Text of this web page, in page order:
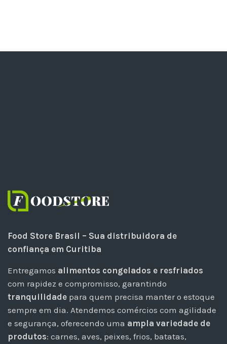
Food Store Brasil – Sua distribuidora de
confiança em Curitiba
Entregamos alimentos congelados e resfriados
com rapidez e compromisso, garantindo
tranquilidade para quem precisa manter o estoque
sempre em dia. Atendemos comércios com agilidade
e segurança, oferecendo uma ampla variedade de
produtos: carnes, aves, peixes, frios, batatas,